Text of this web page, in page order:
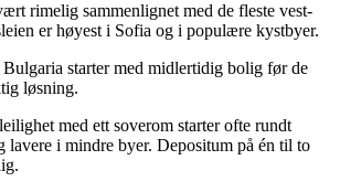
rimelig sammenlignet med de fleste vest-
er høyest i Sofia og i populære kystbyer.
starter med midlertidig bolig før de
løsning.
med ett soverom starter ofte rundt
lavere i mindre byer. Depositum på én til to